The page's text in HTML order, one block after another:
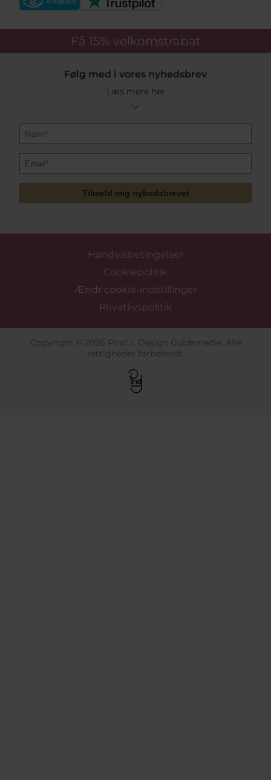
Få 15% velkomstrabat
Følg med i vores nyhedsbrev
Læs mere her
Tilmeld mig nyhedsbrevet
Handelsbetingelser
Cookiepolitik
Ændr cookie-indstillinger
Privatlivspolitik
Copyright © 2026 Pind J. Design Guldsmedie. Alle
rettigheder forbeholdt.